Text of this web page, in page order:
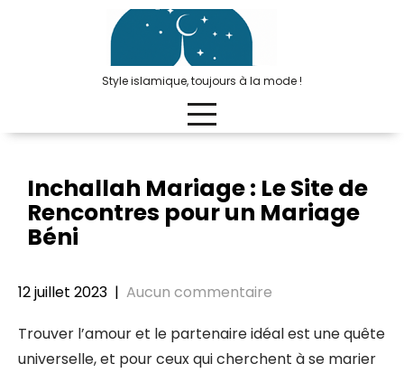
Style islamique, toujours à la mode !
Inchallah Mariage : Le Site de
Rencontres pour un Mariage
Béni
12 juillet 2023 | Aucun commentaire
Trouver l’amour et le partenaire idéal est une quête
universelle, et pour ceux qui cherchent à se marier